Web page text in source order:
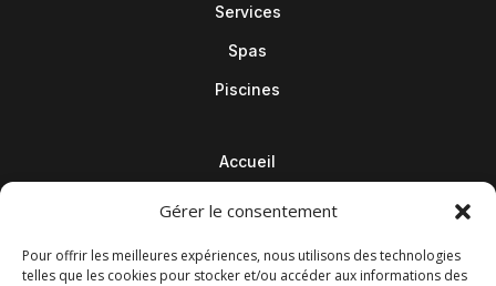
Gérer le consentement
Pour offrir les meilleures expériences, nous utilisons des technologies
telles que les cookies pour stocker et/ou accéder aux informations des
Services
Spas
Piscines
Accueil